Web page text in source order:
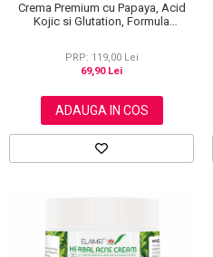
Crema Premium cu Papaya, Acid
Kojic si Glutation, Formula
PRP: 119,00 Lei
69,90 Lei
ADAUGA IN COS